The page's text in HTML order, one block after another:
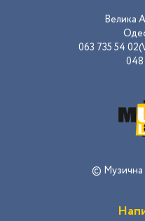
Велика
063 735 54
048
© Музична